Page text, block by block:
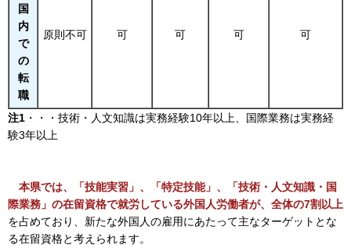
国
内
で
の
転
職
原則不可 可 可 可 可
注1 ・・・技術・人文知識は実務経験10年以上、国際業務は実務経
験3年以上
本県では、「技能実習」、「特定技能」、「技術・人文知識・国
際業務」の在留資格で就労している外国人労働者が、全体の7割以上
を占めており、新たな外国人の雇用にあたって主なターゲットとな
る在留資格と考えられます。